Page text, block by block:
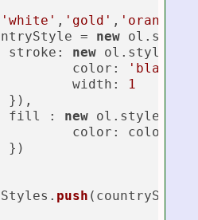
'white' , 'gold' , 'orange'
= new ol. style
stroke : new ol. style
color : 'black'
width :
1
		fill :
new ol. style
color : color
push